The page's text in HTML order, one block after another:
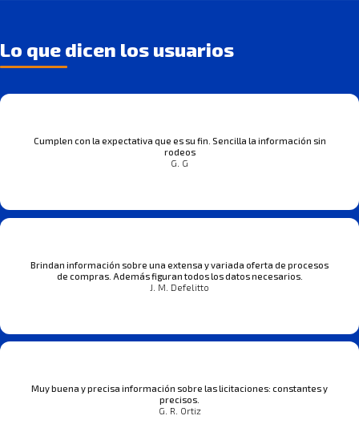
Lo que dicen los usuarios
Cumplen con la expectativa que es su fin. Sencilla la información sin
rodeos
G. G
Brindan información sobre una extensa y variada oferta de procesos
de compras. Además figuran todos los datos necesarios.
J. M. Defelitto
Muy buena y precisa información sobre las licitaciones: constantes y
precisos.
G. R. Ortiz